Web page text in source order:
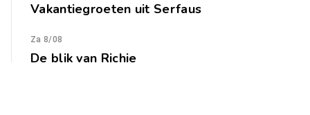
Vakantiegroeten uit Serfaus
Za 8/08
De blik van Richie